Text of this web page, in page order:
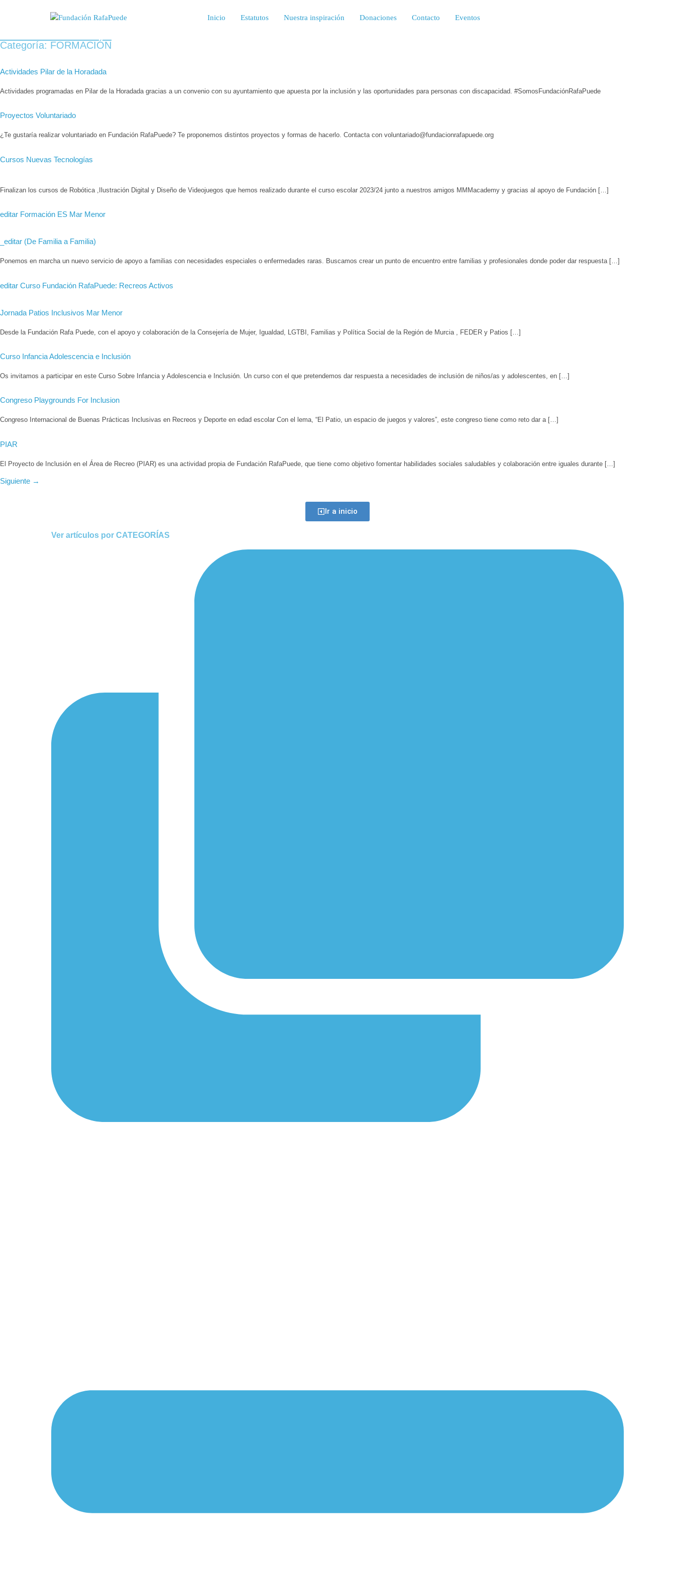
Inicio Estatutos Nuestra inspiración Donaciones Contacto Eventos
Categoría: FORMACIÓN
Actividades Pilar de la Horadada
Actividades programadas en Pilar de la Horadada gracias a un convenio con su ayuntamiento que apuesta por la inclusión y las oportunidades para personas con discapacidad. #SomosFundaciónRafaPuede
Proyectos Voluntariado
¿Te gustaría realizar voluntariado en Fundación RafaPuede? Te proponemos distintos proyectos y formas de hacerlo. Contacta con voluntariado@fundacionrafapuede.org
Cursos Nuevas Tecnologías
Finalizan los cursos de Robótica ,Ilustración Digital y Diseño de Videojuegos que hemos realizado durante el curso escolar 2023/24 junto a nuestros amigos MMMacademy y gracias al apoyo de Fundación […]
editar Formación ES Mar Menor
_editar (De Familia a Familia)
Ponemos en marcha un nuevo servicio de apoyo a familias con necesidades especiales o enfermedades raras. Buscamos crear un punto de encuentro entre familias y profesionales donde poder dar respuesta […]
editar Curso Fundación RafaPuede: Recreos Activos
Jornada Patios Inclusivos Mar Menor
Desde la Fundación Rafa Puede, con el apoyo y colaboración de la Consejería de Mujer, Igualdad, LGTBI, Familias y Política Social de la Región de Murcia , FEDER y Patios […]
Curso Infancia Adolescencia e Inclusión
Os invitamos a participar en este Curso Sobre Infancia y Adolescencia e Inclusión. Un curso con el que pretendemos dar respuesta a necesidades de inclusión de niños/as y adolescentes, en […]
Congreso Playgrounds For Inclusion
Congreso Internacional de Buenas Prácticas Inclusivas en Recreos y Deporte en edad escolar Con el lema, “El Patio, un espacio de juegos y valores”, este congreso tiene como reto dar a […]
PIAR
El Proyecto de Inclusión en el Área de Recreo (PIAR) es una actividad propia de Fundación RafaPuede, que tiene como objetivo fomentar habilidades sociales saludables y colaboración entre iguales durante […]
Siguiente →
Ir a inicio
Ver artículos por CATEGORÍAS